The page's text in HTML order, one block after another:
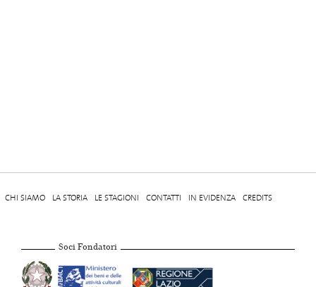
CHI SIAMO LA STORIA LE STAGIONI CONTATTI IN EVIDENZA CREDITS
Soci Fondatori